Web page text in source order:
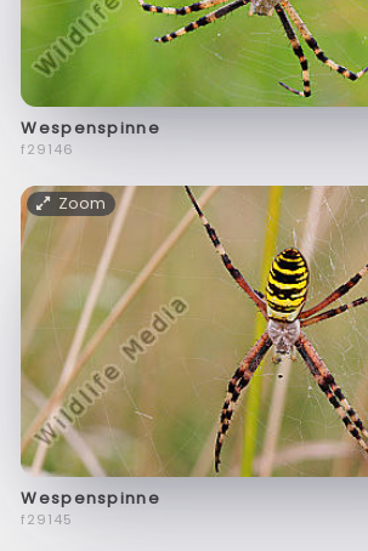
Wespenspinne
f29146
Zoom
Wespenspinne
f29145